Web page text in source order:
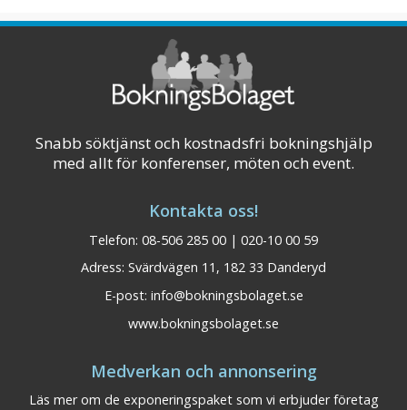
Elite Stora Hotellet
Konferensplatser: 300 Bäddar: 284
Snabb söktjänst och kostnadsfri bokningshjälp
med allt för konferenser, möten och event.
Kontakta oss!
Telefon: 08-506 285 00 | 020-10 00 59
Adress: Svärdvägen 11, 182 33 Danderyd
E-post: info@bokningsbolaget.se
www.bokningsbolaget.se
Medverkan och annonsering
Läs mer om de exponeringspaket som vi erbjuder företag